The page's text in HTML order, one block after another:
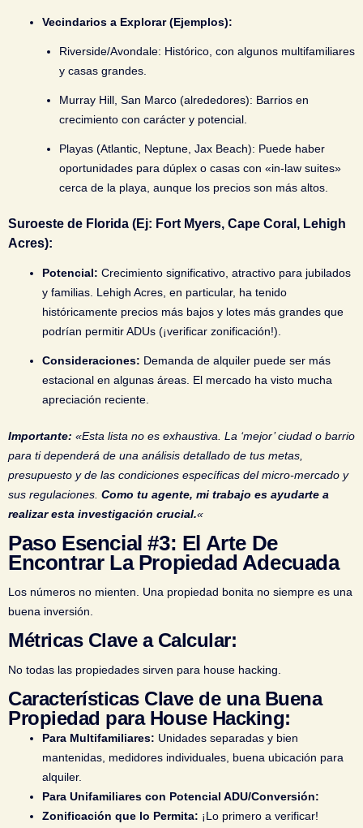
Vecindarios a Explorar (Ejemplos):
Riverside/Avondale: Histórico, con algunos multifamiliares
y casas grandes.
Murray Hill, San Marco (alrededores): Barrios en
crecimiento con carácter y potencial.
Playas (Atlantic, Neptune, Jax Beach): Puede haber
oportunidades para dúplex o casas con «in-law suites»
cerca de la playa, aunque los precios son más altos.
Suroeste de Florida (Ej: Fort Myers, Cape Coral, Lehigh
Acres):
Potencial: Crecimiento significativo, atractivo para jubilados
y familias. Lehigh Acres, en particular, ha tenido
históricamente precios más bajos y lotes más grandes que
podrían permitir ADUs (¡verificar zonificación!).
Consideraciones: Demanda de alquiler puede ser más
estacional en algunas áreas. El mercado ha visto mucha
apreciación reciente.
Importante: «Esta lista no es exhaustiva. La ‘mejor’ ciudad o barrio
para ti dependerá de una análisis detallado de tus metas,
presupuesto y de las condiciones específicas del micro-mercado y
sus regulaciones. Como tu agente, mi trabajo es ayudarte a
realizar esta investigación crucial.«
Paso Esencial #3: El Arte De
Encontrar La Propiedad Adecuada
Los números no mienten. Una propiedad bonita no siempre es una
buena inversión.
Métricas Clave a Calcular:
No todas las propiedades sirven para house hacking.
Características Clave de una Buena
Propiedad para House Hacking:
Para Multifamiliares: Unidades separadas y bien
mantenidas, medidores individuales, buena ubicación para
alquiler.
Para Unifamiliares con Potencial ADU/Conversión:
Zonificación que lo Permita: ¡Lo primero a verificar!